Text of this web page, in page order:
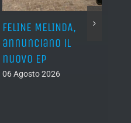
FELINE MELINDA,
annunciano il
nuovo EP
06 Agosto 2026